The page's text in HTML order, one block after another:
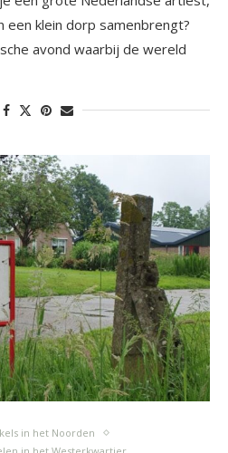
klein dorp samenbrengt?
avond waarbij de wereld
in het Noorden